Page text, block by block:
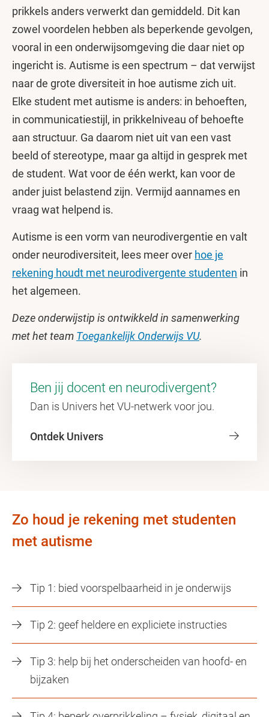
prikkels anders verwerkt dan gemiddeld. Dit kan
zowel voordelen hebben als beperkende gevolgen,
vooral in een onderwijsomgeving die daar niet op
ingericht is. Autisme is een spectrum – dat verwijst
naar de grote diversiteit in hoe autisme zich uit.
Elke student met autisme is anders: in behoeften,
in communicatiestijl, in prikkelniveau of behoefte
aan structuur. Ga daarom niet uit van een vast
beeld of stereotype, maar ga altijd in gesprek met
de student. Wat voor de één werkt, kan voor de
ander juist belastend zijn. Vermijd aannames en
vraag wat helpend is.
Autisme is een vorm van neurodivergentie en valt
onder neurodiversiteit, lees meer over hoe je
rekening houdt met neurodivergente studenten in
het algemeen.
Deze onderwijstip is ontwikkeld in samenwerking
met het team Toegankelijk Onderwijs VU.
Ben jij docent en neurodivergent?
Dan is Univers het VU-netwerk voor jou.
Ontdek Univers
Zo houd je rekening met studenten
met autisme
Tip 1: bied voorspelbaarheid in je onderwijs
Tip 2: geef heldere en expliciete instructies
Tip 3: help bij het onderscheiden van hoofd- en
bijzaken